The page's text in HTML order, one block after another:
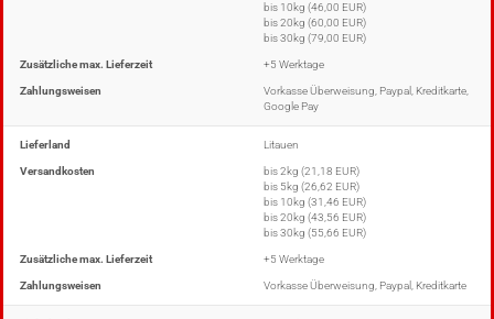
bis 10kg (46,00 EUR)
bis 20kg (60,00 EUR)
bis 30kg (79,00 EUR)
Zusätzliche max. Lieferzeit +5 Werktage
Zahlungsweisen
Vorkasse Überweisung, Paypal, Kreditkarte,
Google Pay
Lieferland Litauen
Versandkosten
bis 2kg (21,18 EUR)
bis 5kg (26,62 EUR)
bis 10kg (31,46 EUR)
bis 20kg (43,56 EUR)
bis 30kg (55,66 EUR)
Zusätzliche max. Lieferzeit +5 Werktage
Zahlungsweisen Vorkasse Überweisung, Paypal, Kreditkarte